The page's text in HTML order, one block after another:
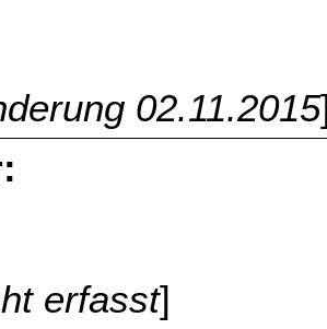
02.11.2015
erfasst]